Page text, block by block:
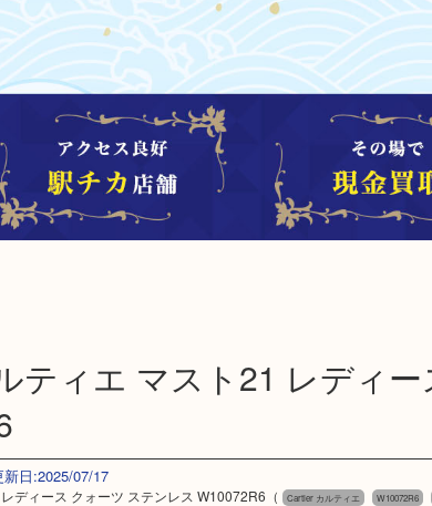
ティエ マスト21 レディ
日:2025/07/17
ディース クォーツ ステンレス W10072R6（ Cartier カルティエ W10072R6